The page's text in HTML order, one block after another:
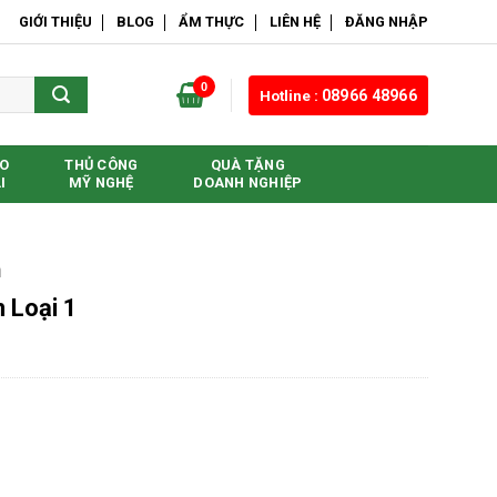
GIỚI THIỆU BLOG ẨM THỰC LIÊN HỆ ĐĂNG NHẬP
0 Hotline : 08966 48966
THỦ CÔNG
MỸ NGHỆ
QUÀ TẶNG
DOANH NGHIỆP
Loại 1
lượng